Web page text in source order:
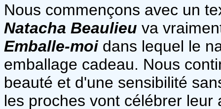
Nous commençons avec un
Natacha Beaulieu va
Emballe-moidans lequel le
emballage cadeau. Nous
beauté et d'une sensibilité
les proches vont célébrer